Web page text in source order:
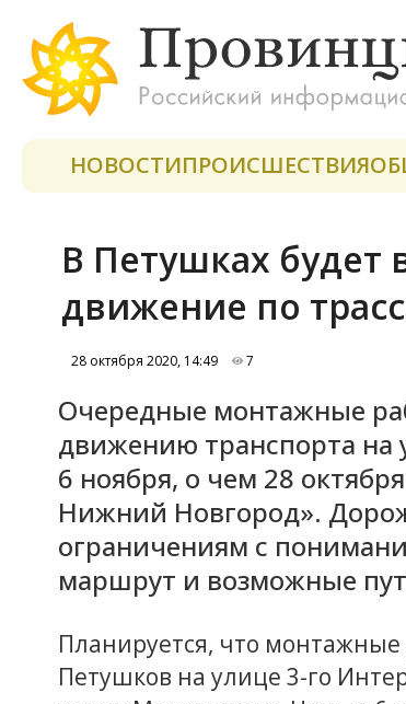
НОВОСТИПРОИСШЕСТВИЯ
В Петушках будет
движение по
28 октября 2020, 14:49 7
Очередные монтажные
движению транспорта на
6 ноября, о чем 28
Нижний Новгород».
ограничениям с
маршрут и возможные
Планируется, что монтажные
Петушков на улице 3-го